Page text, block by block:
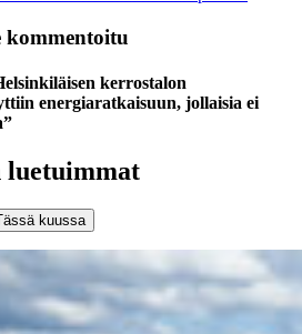
kommentoitu
kerrostalon
energiaratkaisuun, jollaisia ei
luetuimmat
kuussa